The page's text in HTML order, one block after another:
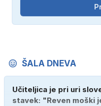
ŠALA DNEVA
Učiteljica je pri uri
stavek: "Reven moški